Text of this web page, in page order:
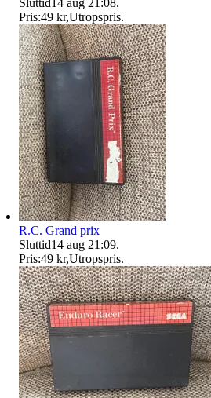
Pris:49 kr,Utropspris.
R.C. Grand prix
Sluttid14 aug 21:09.
Pris:49 kr,Utropspris.